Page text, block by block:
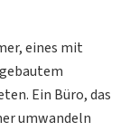
eines mit
Ein Büro, das
umwandeln